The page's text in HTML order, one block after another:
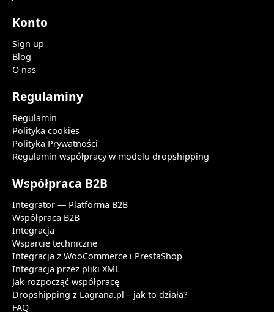
Konto
Sign up
Blog
O nas
Regulaminy
Regulamin
Polityka cookies
Polityka Prywatności
Regulamin współpracy w modelu dropshipping
Współpraca B2B
Integrator — Platforma B2B
Współpraca B2B
Integracja
Wsparcie techniczne
Integracja z WooCommerce i PrestaShop
Integracja przez pliki XML
Jak rozpocząć współpracę
Dropshipping z Lagrana.pl – jak to działa?
FAQ